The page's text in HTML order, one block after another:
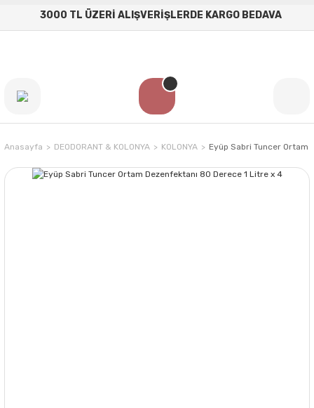
3000 TL ÜZERİ ALIŞVERİŞLERDE KARGO BEDAVA
Anasayfa DEODORANT & KOLONYA KOLONYA Eyüp Sabri Tuncer Ortam